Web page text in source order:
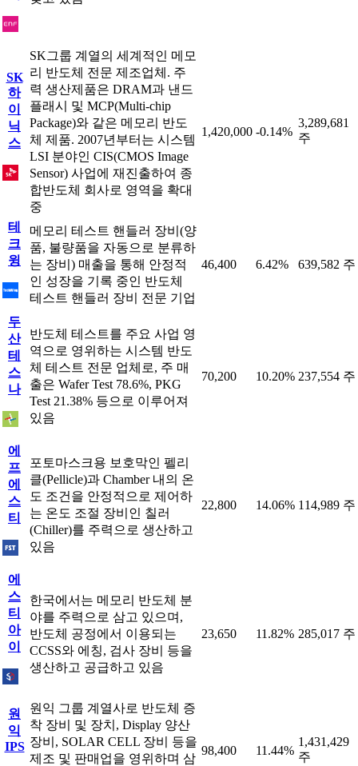
SK
하
이
닉
스
SK그룹 계열의 세계적인 메모
리 반도체 전문 제조업체. 주
력 생산제품은 DRAM과 낸드
플래시 및 MCP(Multi-chip
Package)와 같은 메모리 반도
체 제품. 2007년부터는 시스템
LSI 분야인 CIS(CMOS Image
Sensor) 사업에 재진출하여 종
합반도체 회사로 영역을 확대
중
1,420,000 -0.14%
3,289,681
주
테
크
윙
메모리 테스트 핸들러 장비(양
품, 불량품을 자동으로 분류하
는 장비) 매출을 통해 안정적
인 성장을 기록 중인 반도체
테스트 핸들러 장비 전문 기업
46,400 6.42% 639,582 주
두
산
테
스
나
반도체 테스트를 주요 사업 영
역으로 영위하는 시스템 반도
체 테스트 전문 업체로, 주 매
출은 Wafer Test 78.6%, PKG
Test 21.38% 등으로 이루어져
있음
70,200 10.20% 237,554 주
에
프
에
스
티
포토마스크용 보호막인 펠리
클(Pellicle)과 Chamber 내의 온
도 조건을 안정적으로 제어하
는 온도 조절 장비인 칠러
(Chiller)를 주력으로 생산하고
있음
22,800 14.06% 114,989 주
에
스
티
아
이
한국에서는 메모리 반도체 분
야를 주력으로 삼고 있으며,
반도체 공정에서 이용되는
CCSS와 에칭, 검사 장비 등을
생산하고 공급하고 있음
23,650 11.82% 285,017 주
원
익
IPS
원익 그룹 계열사로 반도체 증
착 장비 및 장치, Display 양산
장비, SOLAR CELL 장비 등을
제조 및 판매업을 영위하며 삼
98,400 11.44%
1,431,429
주